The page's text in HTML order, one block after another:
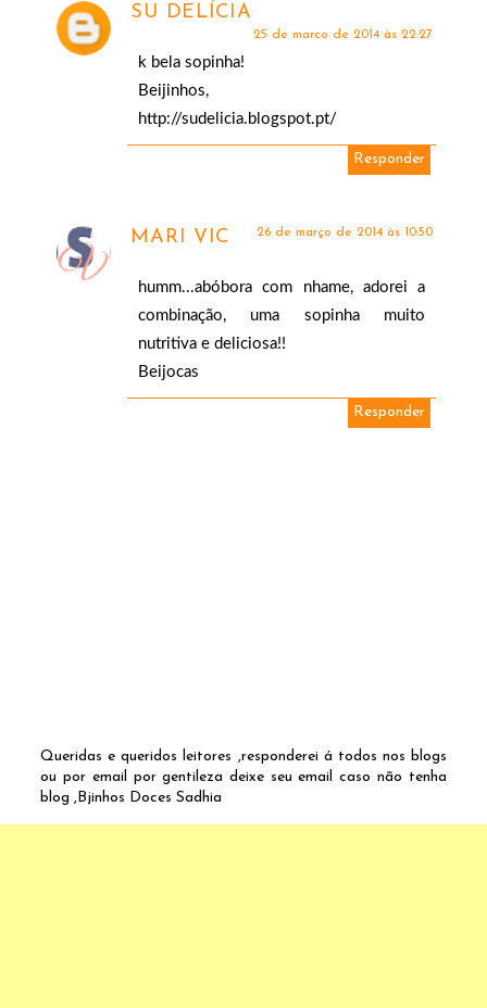
SU DELÍCIA
25 de março de 2014 às 22:27
k bela sopinha!
Beijinhos,
http://sudelicia.blogspot.pt/
Responder
MARI VIC 26 de março de 2014 às 10:50
humm...abóbora com nhame, adorei a
combinação, uma sopinha muito
nutritiva e deliciosa!!
Beijocas
Responder
Queridas e queridos leitores ,responderei á todos nos blogs
ou por email por gentileza deixe seu email caso não tenha
blog ,Bjinhos Doces Sadhia